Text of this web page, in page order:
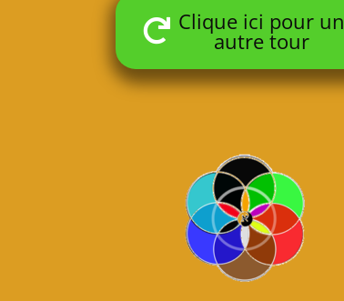
Clique ici pour un
autre tour